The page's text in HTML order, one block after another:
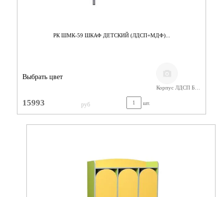
РК ШМК-59 ШКАФ ДЕТСКИЙ (ЛДСП+МДФ)...
Выбрать цвет
Корпус ЛДСП Бук,Фасады МДФ
15993 руб шт.